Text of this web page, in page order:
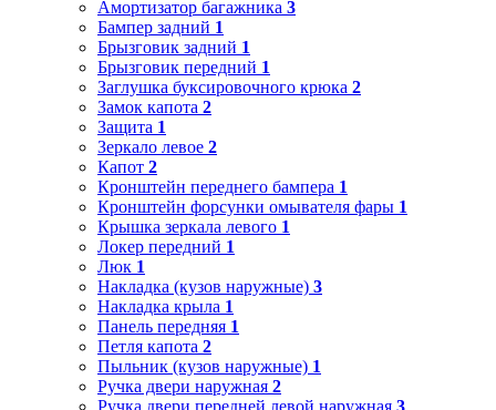
Амортизатор багажника 3
Бампер задний 1
Брызговик задний 1
Брызговик передний 1
Заглушка буксировочного крюка 2
Замок капота 2
Защита 1
Зеркало левое 2
Капот 2
Кронштейн переднего бампера 1
Кронштейн форсунки омывателя фары 1
Крышка зеркала левого 1
Локер передний 1
Люк 1
Накладка (кузов наружные) 3
Накладка крыла 1
Панель передняя 1
Петля капота 2
Пыльник (кузов наружные) 1
Ручка двери наружная 2
Ручка двери передней левой наружная 3